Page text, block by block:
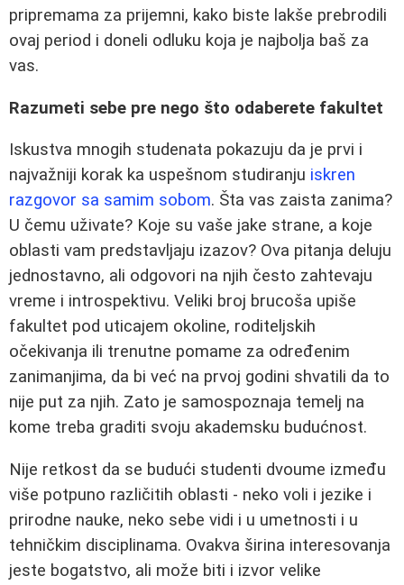
pripremama za prijemni, kako biste lakše prebrodili
ovaj period i doneli odluku koja je najbolja baš za
vas.
Razumeti sebe pre nego što odaberete fakultet
Iskustva mnogih studenata pokazuju da je prvi i
najvažniji korak ka uspešnom studiranju iskren
razgovor sa samim sobom. Šta vas zaista zanima?
U čemu uživate? Koje su vaše jake strane, a koje
oblasti vam predstavljaju izazov? Ova pitanja deluju
jednostavno, ali odgovori na njih često zahtevaju
vreme i introspektivu. Veliki broj brucoša upiše
fakultet pod uticajem okoline, roditeljskih
očekivanja ili trenutne pomame za određenim
zanimanjima, da bi već na prvoj godini shvatili da to
nije put za njih. Zato je samospoznaja temelj na
kome treba graditi svoju akademsku budućnost.
Nije retkost da se budući studenti dvoume između
više potpuno različitih oblasti - neko voli i jezike i
prirodne nauke, neko sebe vidi i u umetnosti i u
tehničkim disciplinama. Ovakva širina interesovanja
jeste bogatstvo, ali može biti i izvor velike